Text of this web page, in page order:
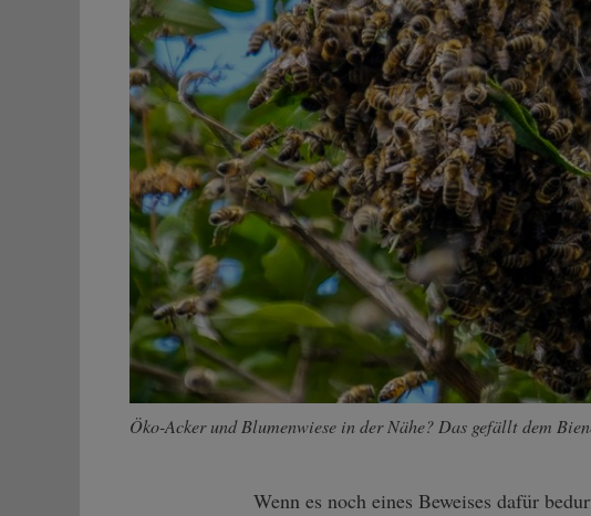
Öko-Acker und Blumenwiese in der Nähe? Das gefällt dem
Wenn es noch eines Beweises dafür